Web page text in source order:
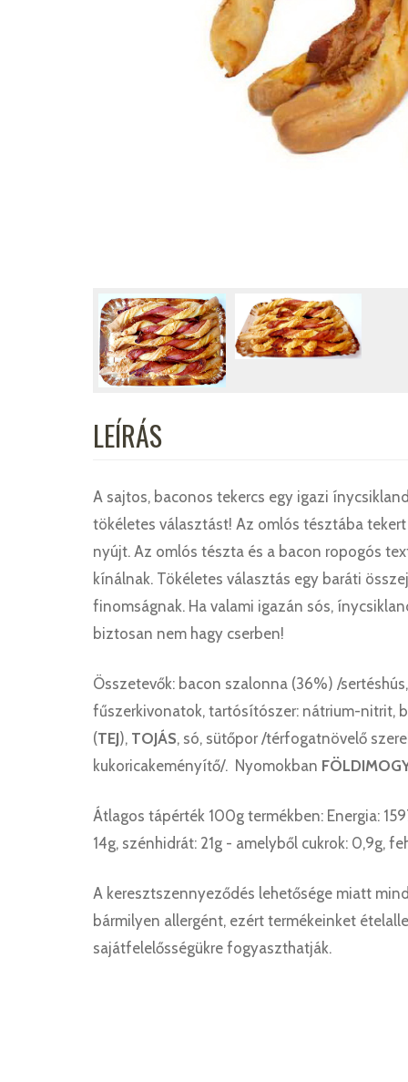
LEÍRÁS
A sajtos, baconos tekercs egy igazi
tökéletes választást! Az omlós tésztába
nyújt. Az omlós tészta és a bacon ropogós
kínálnak. Tökéletes választás egy baráti
finomságnak. Ha valami igazán sós,
biztosan nem hagy cserben!
Összetevők: bacon szalonna (36%) /
fűszerkivonatok, tartósítószer: nátrium-nitrit,
(TEJ), TOJÁS, só, sütőpor /térfogatnövelő
kukoricakeményítő/. Nyomokban
Átlagos tápérték 100g termékben: Energia:
14g, szénhidrát: 21g - amelyből cukrok: 0,9g,
A keresztszennyeződés lehetősége miatt
bármilyen allergént, ezért termékeinket
sajátfelelősségükre fogyaszthatják.